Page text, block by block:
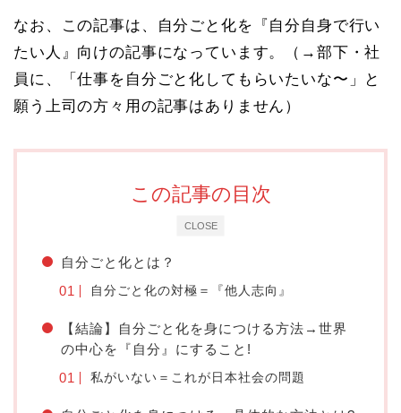
なお、この記事は、自分ごと化を『自分自身で行い
たい人』向けの記事になっています。（→部下・社
員に、「仕事を自分ごと化してもらいたいな〜」と
願う上司の方々用の記事はありません）
CLOSE
この記事の目次
自分ごと化とは？
自分ごと化の対極＝『他人志向』
【結論】自分ごと化を身につける方法→世界
の中心を『自分』にすること!
私がいない＝これが日本社会の問題